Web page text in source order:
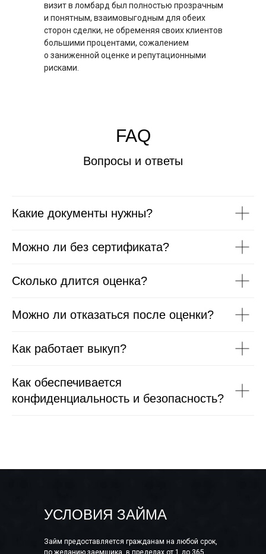
визит в ломбард был полностью прозрачным
и понятным, взаимовыгодным для обеих
сторон сделки, не обременяя своих клиентов
большими процентами, сожалением
о заниженной оценке и репутационными
рисками.
FAQ
Вопросы и ответы
Какие документы нужны?
Можно ли без сертификата?
Сколько длится оценка?
Можно ли отказаться после оценки?
Как работает выкуп?
Как обеспечивается
конфиденциальность и безопасность?
УСЛОВИЯ ЗАЙМА
Займ предоставляется гражданам на любой срок,